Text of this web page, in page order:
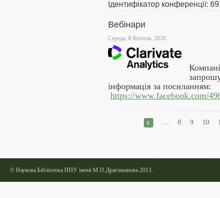
Ідентифікатор конференції:
Вебінари
Середа, 8 Квітень, 2020
інформація за посиланням:
https://www.facebook.com/
< 8 9 10
© Наукова Бібліотека НПУ імені М.П.Драгоманова 2013.